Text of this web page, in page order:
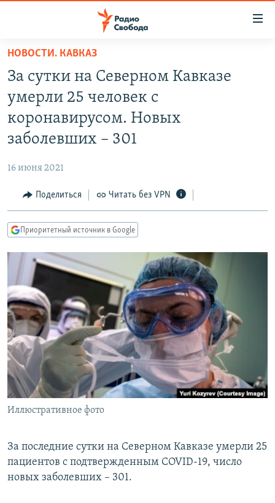
упрощенного
доступа
основному
содержанию
навигации
Вернутся
ПОДКАСТЫ
АВТОРСКИЕ ПРОЕКТЫ
ЦИТАТЫ СВОБОДЫ
IDEL.РЕАЛИИ
КАВКАЗ.РЕАЛИИ
СИБИРЬ.РЕАЛИИ
РАСПИСАНИЕ ВЕЩАНИЯ
ПОДПИШИТЕСЬ НА РАССЫЛКУ
СОЦИАЛЬНЫЕ СЕТИ
НОВОСТИ. КАВКАЗ
За сутки на Северном Кавказе
умерли 25 человек с
коронавирусом. Новых
заболевших – 301
16 июня 2021
Поделиться Читать без VPN
Приоритетный источник в Google
Иллюстративное фото
За последние сутки на Северном Кавказе умерли 25
пациентов с подтвержденным COVID-19, число
новых заболевших – 301.